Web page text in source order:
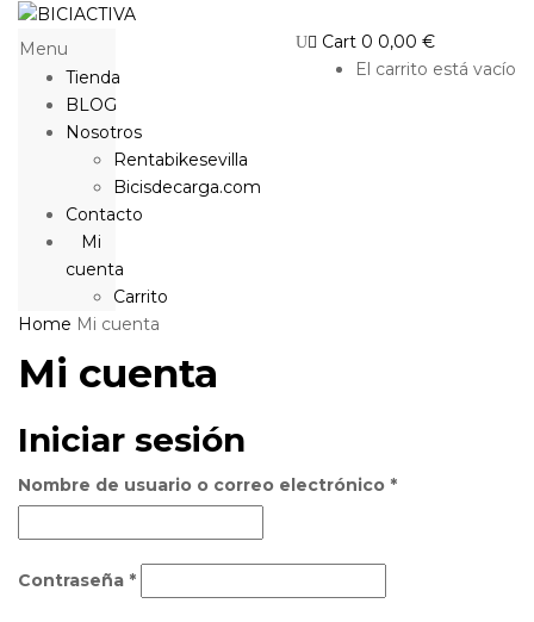
Menu
Tienda
BLOG
Nosotros
Rentabikesevilla
Bicisdecarga.com
Contacto
Mi
cuenta
Carrito
Cart 0 0,00 €
El carrito está vacío
Home Mi cuenta
Mi cuenta
Iniciar sesión
Nombre de usuario o correo electrónico *
Contraseña *